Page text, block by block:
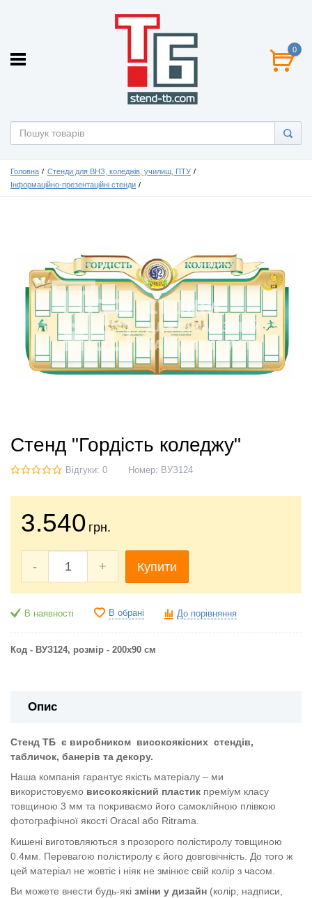
0
Головна
Стенди для ВНЗ, коледжів, училищ, ПТУ
Інформаційно-презентаційні стенди
Стенд "Гордість коледжу"
Відгуки: 0 Номер: ВУЗ124
3.540 грн.
- + Купити
В наявності В обрані До порівняння
Код - ВУЗ124, розмір - 200х90 см
Опис
Стенд ТБ є виробником високоякісних стендів,
табличок, банерів та декору.
Наша компанія гарантує якість матеріалу – ми
використовуємо високоякісний пластик преміум класу
товщиною 3 мм та покриваємо його самоклійною плівкою
фотографічної якості Oracal або Ritrama.
Кишені виготовляються з прозорого полістиролу товщиною
0.4мм. Перевагою полістиролу є його довговічність. До того ж
цей матеріал не жовтіє і ніяк не змінює свій колір з часом.
Ви можете внести будь-які зміни у дизайн (колір, надписи,